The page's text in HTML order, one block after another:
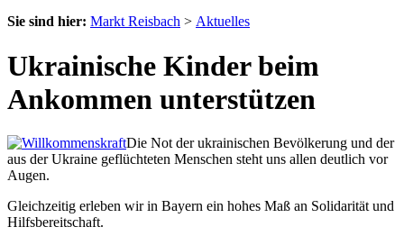
Sie sind hier: Markt Reisbach > Aktuelles
Ukrainische Kinder beim
Ankommen unterstützen
Die Not der ukrainischen Bevölkerung und der
aus der Ukraine geflüchteten Menschen steht uns allen deutlich vor
Augen.
Gleichzeitig erleben wir in Bayern ein hohes Maß an Solidarität und
Hilfsbereitschaft.